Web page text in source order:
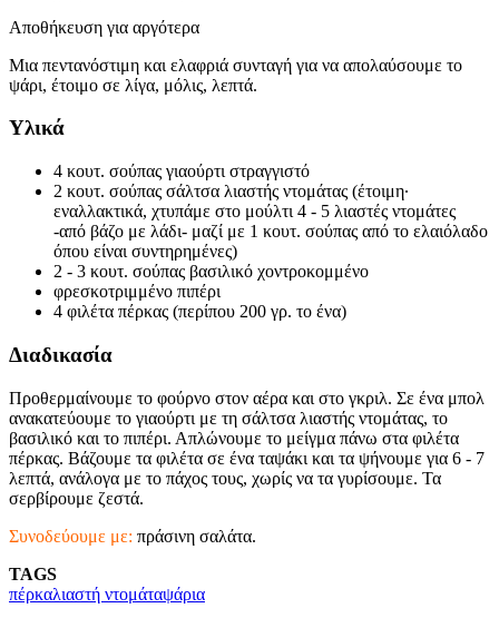
Αποθήκευση για αργότερα
Μια πεντανόστιμη και ελαφριά συνταγή για να απολαύσουμε το
ψάρι, έτοιμο σε λίγα, μόλις, λεπτά.
Υλικά
4 κουτ. σούπας γιαούρτι στραγγιστό
2 κουτ. σούπας σάλτσα λιαστής ντομάτας (έτοιμη·
εναλλακτικά, χτυπάμε στο μούλτι 4 - 5 λιαστές ντομάτες
-από βάζο με λάδι- μαζί με 1 κουτ. σούπας από το ελαιόλαδο
όπου είναι συντηρημένες)
2 - 3 κουτ. σούπας βασιλικό χοντροκομμένο
φρεσκοτριμμένο πιπέρι
4 φιλέτα πέρκας (περίπου 200 γρ. το ένα)
Διαδικασία
Προθερμαίνουμε το φούρνο στον αέρα και στο γκριλ. Σε ένα μπολ
ανακατεύουμε το γιαούρτι με τη σάλτσα λιαστής ντομάτας, το
βασιλικό και το πιπέρι. Απλώνουμε το μείγμα πάνω στα φιλέτα
πέρκας. Βάζουμε τα φιλέτα σε ένα ταψάκι και τα ψήνουμε για 6 - 7
λεπτά, ανάλογα με το πάχος τους, χωρίς να τα γυρίσουμε. Τα
σερβίρουμε ζεστά.
Συνοδεύουμε με: πράσινη σαλάτα.
TAGS
πέρκαλιαστή ντομάταψάρια